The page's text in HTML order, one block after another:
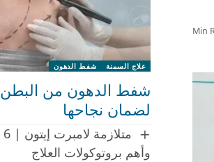
علاج السمنة شفط الدهون
لضمان نجاحها
وأهم بروتوكولات العلاج